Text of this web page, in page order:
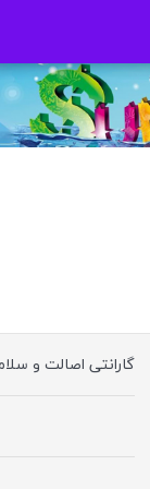
گارانتی اصالت و